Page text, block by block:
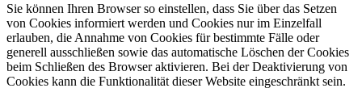
Sie können Ihren Browser so einstellen, dass Sie über das Setzen
von Cookies informiert werden und Cookies nur im Einzelfall
erlauben, die Annahme von Cookies für bestimmte Fälle oder
generell ausschließen sowie das automatische Löschen der Cookies
beim Schließen des Browser aktivieren. Bei der Deaktivierung von
Cookies kann die Funktionalität dieser Website eingeschränkt sein.